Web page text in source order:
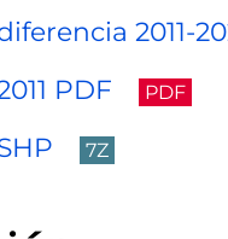
2011-
PDF PDF
7Z